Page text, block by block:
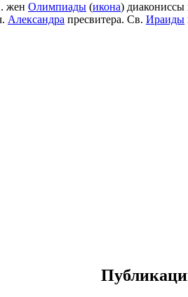
жен Олимпиады (икона) диакониссы
Александра пресвитера. Св. Ираиды